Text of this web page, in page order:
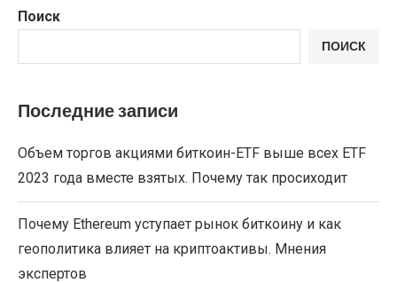
Поиск
ПОИСК
Последние записи
Объем торгов акциями биткоин-ETF выше всех ETF
2023 года вместе взятых. Почему так просиходит
Почему Ethereum уступает рынок биткоину и как
геополитика влияет на криптоактивы. Мнения
экспертов